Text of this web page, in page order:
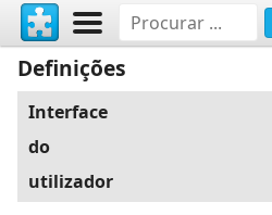
Definições
Interface
do
utilizador